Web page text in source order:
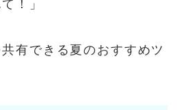
！」
有できる夏のおすすめツ